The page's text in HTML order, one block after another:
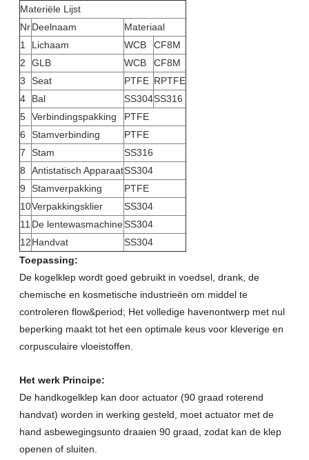
Materiële Lijst
NrDeelnaam
Materiaal
1
Lichaam WCB
CF8M
2
GLB WCB
CF8M
3
Seat PTFE RPTFE
4
Bal SS304SS316
5 Verbindingspakking
PTFE
6
Stamverbinding
PTFE
7
Stam
SS316
8
Antistatisch ApparaatSS304
9
Stamverpakking
PTFE
10Verpakkingsklier
SS304
11 De lentewasmachineSS304
12Handvat
SS304
Toepassing:
De kogelklep wordt goed gebruikt in voedsel, drank, de
chemische en kosmetische industrieën om middel te
controleren flow&period; Het volledige havenontwerp met nul
beperking maakt tot het een optimale keus voor kleverige en
corpusculaire vloeistoffen.
Het werk Principe:
De handkogelklep kan door actuator (90 graad roterend
handvat) worden in werking gesteld, moet actuator met de
hand asbewegingsunto draaien 90 graad, zodat kan de klep
openen of sluiten.